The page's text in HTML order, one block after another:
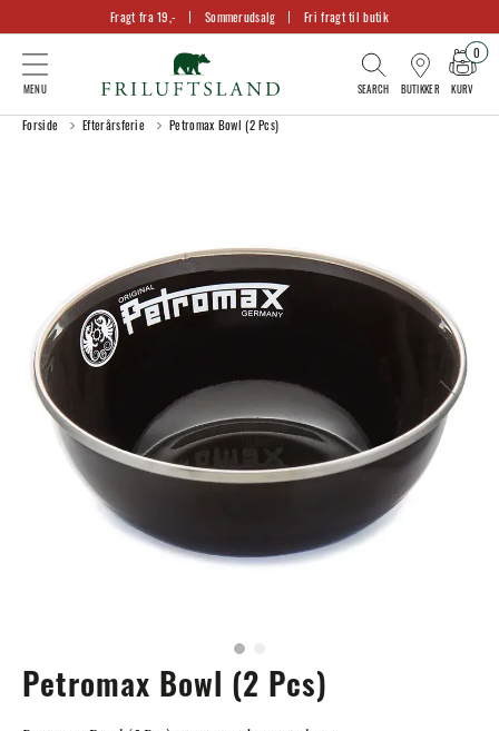
Fragt fra 19,- Sommerudsalg Fri fragt til butik
BUTIKKER KURV
0
Forside Efterårsferie Petromax Bowl (2 Pcs)
Petromax Bowl (2 Pcs)